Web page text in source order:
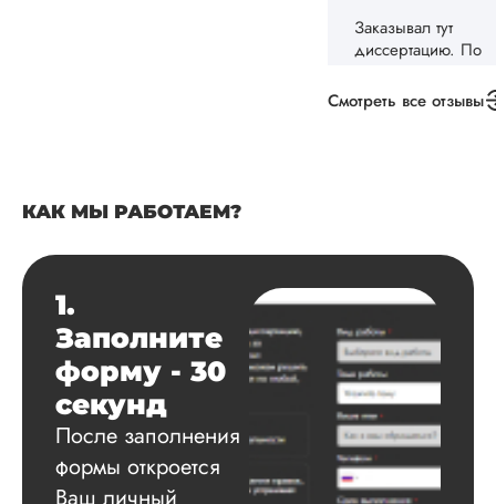
держал меня в
о статусе заказа.
исследования
Вид работы:
Диссертация
Дата:2025-03-15
Автору огромное
спасибо за
сам подобрал
литературу,
Смотреть все отзывы
КАК МЫ РАБОТАЕМ?
1.
Заполните
форму - 30
секунд
После заполнения
формы откроется